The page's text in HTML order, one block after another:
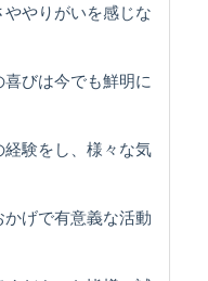
やりがいを感じな
びは今でも鮮明に
験をし、様々な気
げで有意義な活動